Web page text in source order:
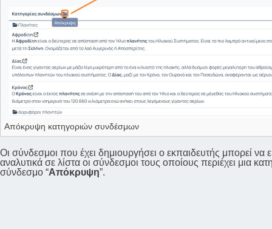
Απόκρυψη κατηγοριών συνδέσμων
Οι σύνδεσμοι που έχει δημιουργήσει ο εκπαιδευτής μπορεί να
αναλυτικά σε λίστα οι σύνδεσμοι τους οποίους περιέχει μια
σύνδεσμο “Απόκρυψη”.